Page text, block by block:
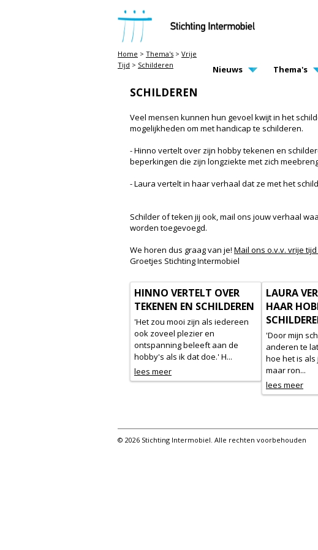
STICHTING INTERMOBIEL
MAIN PAGE
Nieuws Thema's
Home > Thema's > Vrije
Tijd > Schilderen
SCHILDEREN
Veel mensen kunnen hun gevoel kwijt in het
mogelijkheden om met handicap te schilderen.
- Hinno vertelt over zijn hobby tekenen en
beperkingen die zijn longziekte met zich
- Laura vertelt in haar verhaal dat ze met het
Schilder of teken jij ook, mail ons jouw verhaal
worden toegevoegd.
We horen dus graag van je! Mail ons o.v.v. vrije
Groetjes Stichting Intermobiel
HINNO VERTELT OVER
TEKENEN EN SCHILDEREN
'Het zou mooi zijn als iedereen
ook zoveel plezier en
ontspanning beleeft aan de
hobby's als ik dat doe.' H...
lees meer
LAURA
HAAR
'Door mijn
anderen te
hoe het is
maar ron...
lees meer
© 2026 Stichting Intermobiel. Alle rechten voorbehouden